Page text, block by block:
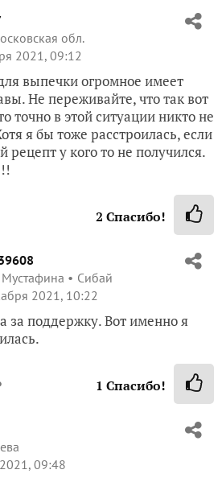
обл.
2021, 09:12
выпечки огромное имеет
Не переживайте, что так вот
точно в этой ситуации никто не
я бы тоже расстроилась, если
у кого то не получился.
2 Спасибо!
Сибай
2021, 10:22
за поддержку. Вот именно я
1 Спасибо!
09:48